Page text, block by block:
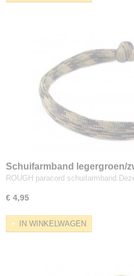
Schuifarmband legergroen/
ROUGH paracord
€ 4,95
IN WINKELWAGEN